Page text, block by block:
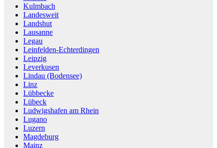
Kulmbach
Landesweit
Landshut
Lausanne
Legau
Leinfelden-Echterdingen
Leipzig
Leverkusen
Lindau (Bodensee)
Linz
Lübbecke
Lübeck
Ludwigshafen am Rhein
Lugano
Luzern
Magdeburg
Mainz